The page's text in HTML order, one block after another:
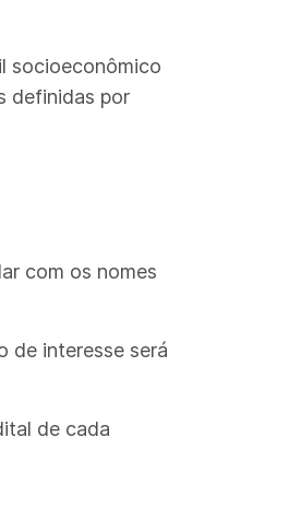
socioeconômico
definidas por
com os nomes
de interesse será
de cada